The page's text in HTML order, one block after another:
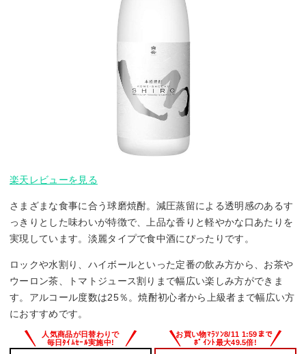
楽天レビューを見る
さまざまな食事に合う球磨焼酎。減圧蒸留による透明感のあるす
っきりとした味わいが特徴で、上品な香りと軽やかな口あたりを
実現しています。淡麗タイプで食中酒にぴったりです。
ロックや水割り、ハイボールといった定番の飲み方から、お茶や
ウーロン茶、トマトジュース割りまで幅広い楽しみ方ができま
す。アルコール度数は25％。焼酎初心者から上級者まで幅広い方
におすすめです。